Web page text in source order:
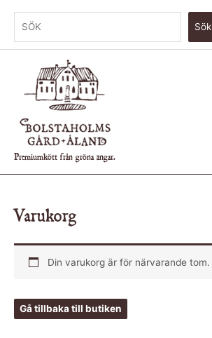
Sök
Premiumkött från gröna ängar.
Varukorg
Din varukorg är för närvarande tom.
Gå tillbaka till butiken